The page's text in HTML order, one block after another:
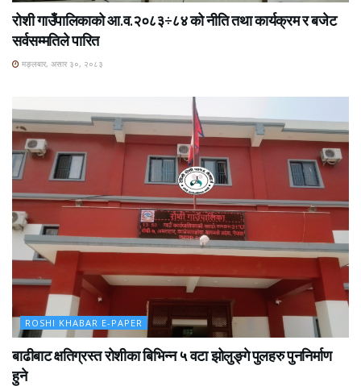
रोशी गाउँपालिकाको आ.व.२०८३÷८४ को नीति तथा कार्यक्रम र बजेट
सर्वसम्मतिले पारित
मङ्लबार, असार ३०, २०८३
ROSHI KHABAR E-PAPER
बाढीबाट क्षतिग्रस्त रोशीका बिभिन्न ५ वटा झोलुङ्गे पुलहरु पुननिर्माण
हुने